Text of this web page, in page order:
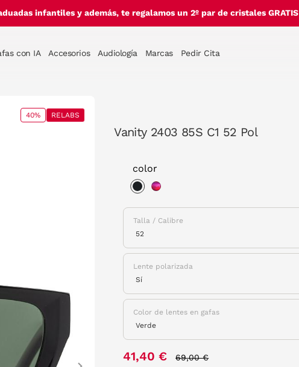
infantiles y además, te regalamos un 2º par de cristales GRATIS
con IA Accesorios Audiología Marcas Pedir Cita
40% RELABS
Vanity 2403 85S C1 52 Pol
color
Talla / Calibre
Lente polarizada
Color de lentes en gafas
41,40 € 69,00 €